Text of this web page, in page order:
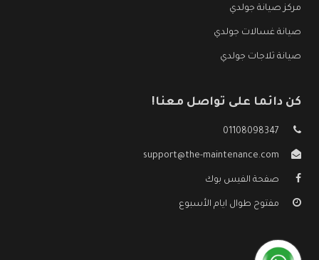
مركز صيانة جولدي
صيانة غسالات جولدي
صيانة ثلاجات جولدي
كن دائما على تواصل معنا!
01108098347
support@the-maintenance.com
صفحة الفيس بوك
مفتوح طوال ايام الأسبوع